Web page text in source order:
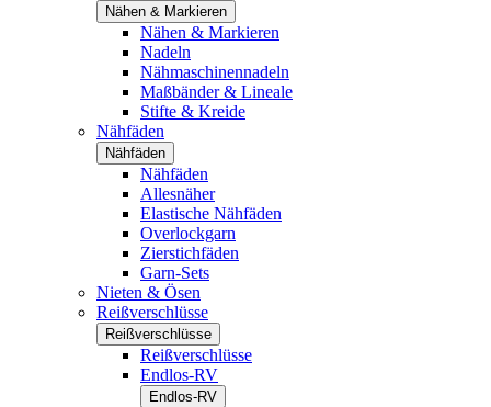
Nähen & Markieren
Nähen & Markieren
Nadeln
Nähmaschinennadeln
Maßbänder & Lineale
Stifte & Kreide
Nähfäden
Nähfäden
Nähfäden
Allesnäher
Elastische Nähfäden
Overlockgarn
Zierstichfäden
Garn-Sets
Nieten & Ösen
Reißverschlüsse
Reißverschlüsse
Reißverschlüsse
Endlos-RV
Endlos-RV